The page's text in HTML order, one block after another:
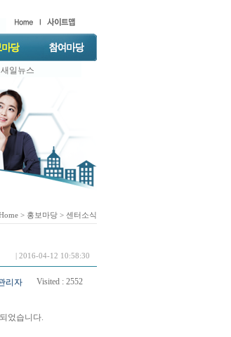
새일뉴스
> 홍보마당 > 센터소식
| 2016-04-12 10:58:30
리자 Visited : 2552
었습니다.